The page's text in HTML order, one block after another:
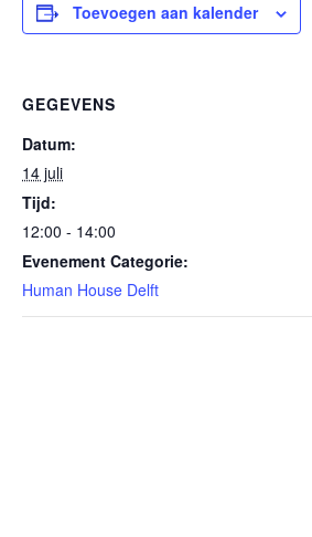
Toevoegen aan kalender
GEGEVENS
Datum:
14 juli
Tijd:
12:00 - 14:00
Evenement Categorie:
Human House Delft